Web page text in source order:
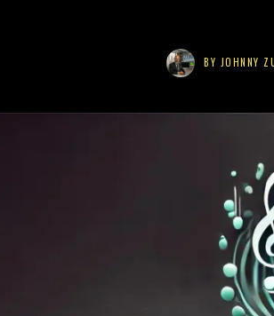
BY JOHNNY